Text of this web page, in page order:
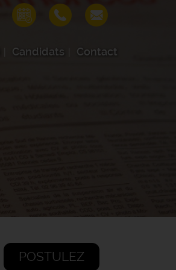
Candidats Contact
POSTULEZ